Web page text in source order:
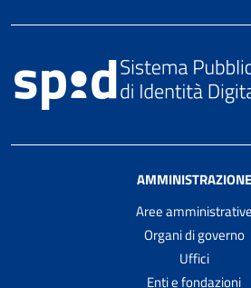
AMMINISTRAZIONE
Aree amministrative
Organi di governo
Uffici
Enti e fondazioni